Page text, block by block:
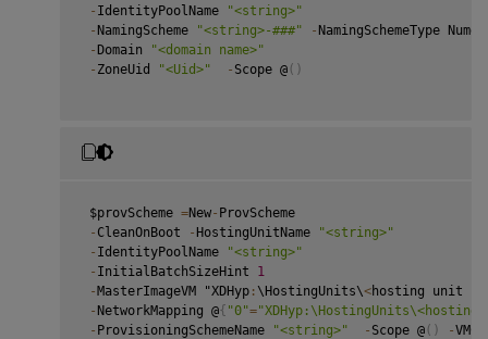
- IdentityPoolName
"<string>"
- NamingScheme "<string>-###" - NamingSchemeType
-Domain
"<domain name>"
- ZoneUid "<Uid>" - Scope @ ( )
$provScheme =New- ProvScheme
- CleanOnBoot -HostingUnitName
"<string>"
- IdentityPoolName
"<string>"
- InitialBatchSizeHint 1
-MasterImageVM "XDHyp : \HostingUnits\<hosting unit
- NetworkMapping @{ "0"=
- ProvisioningSchemeName "<string>" - Scope @ ( ) -